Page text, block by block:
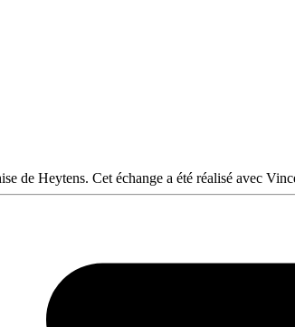
de Heytens. Cet échange a été réalisé avec